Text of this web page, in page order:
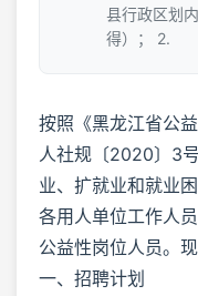
县行政区划
得）； 2.
按照《黑龙江省公
人社规〔2020〕3
业、扩就业和就业
各用人单位工作人
公益性岗位人员。
一、招聘计划